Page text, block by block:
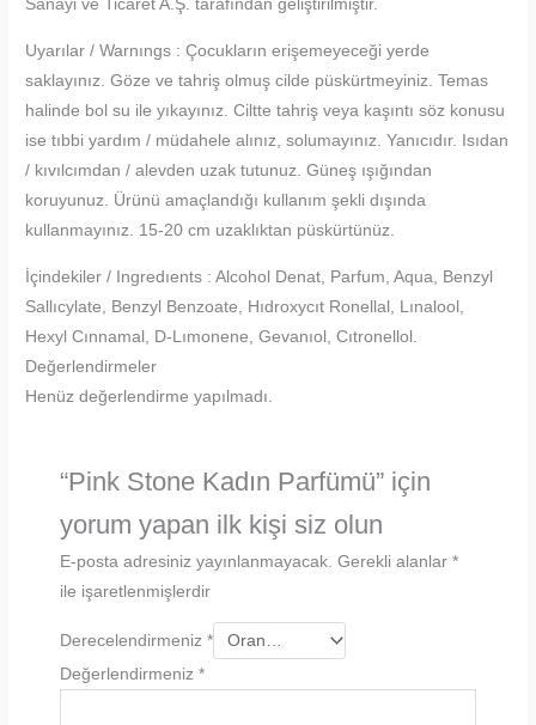
Sanayi ve Ticaret A.Ş. tarafından geliştirilmiştir.
Uyarılar / Warnıngs : Çocukların erişemeyeceği yerde
saklayınız. Göze ve tahriş olmuş cilde püskürtmeyiniz. Temas
halinde bol su ile yıkayınız. Ciltte tahriş veya kaşıntı söz konusu
ise tıbbi yardım / müdahele alınız, solumayınız. Yanıcıdır. Isıdan
/ kıvılcımdan / alevden uzak tutunuz. Güneş ışığından
koruyunuz. Ürünü amaçlandığı kullanım şekli dışında
kullanmayınız. 15-20 cm uzaklıktan püskürtünüz.
İçindekiler / Ingredıents : Alcohol Denat, Parfum, Aqua, Benzyl
Sallıcylate, Benzyl Benzoate, Hıdroxycıt Ronellal, Lınalool,
Hexyl Cınnamal, D-Lımonene, Gevanıol, Cıtronellol.
Değerlendirmeler
Henüz değerlendirme yapılmadı.
“Pink Stone Kadın Parfümü” için
yorum yapan ilk kişi siz olun
E-posta adresiniz yayınlanmayacak. Gerekli alanlar*
ile işaretlenmişlerdir
Derecelendirmeniz*
Değerlendirmeniz*